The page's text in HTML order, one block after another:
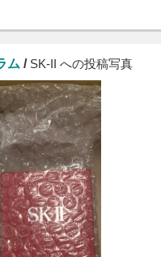
ム / SK-II への投稿写真